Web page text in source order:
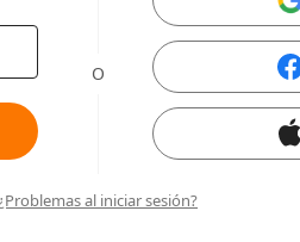
O
al iniciar sesión?